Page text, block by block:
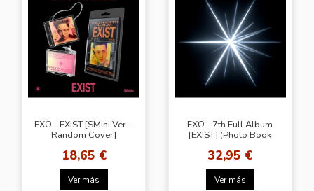
EXO - EXIST [SMini Ver. -
Random Cover]
18,65 €
Ver más
EXO - 7th Full Album
[EXIST] (Photo Book
Photocard
32,95 €
Ver más